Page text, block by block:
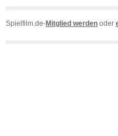
Spielfilm.de-Mitglied werden oder